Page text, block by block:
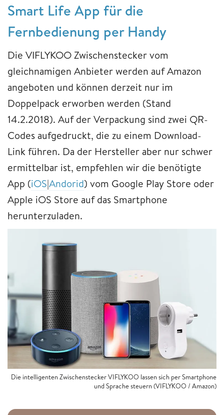
Smart Life App für die
Fernbedienung per Handy
Die VIFLYKOO Zwischenstecker vom
gleichnamigen Anbieter werden auf Amazon
angeboten und können derzeit nur im
Doppelpack erworben werden (Stand
14.2.2018). Auf der Verpackung sind zwei QR-
Codes aufgedruckt, die zu einem Download-
Link führen. Da der Hersteller aber nur schwer
ermittelbar ist, empfehlen wir die benötigte
App (iOS|Andorid) vom Google Play Store oder
Apple iOS Store auf das Smartphone
herunterzuladen.
Die intelligenten Zwischenstecker VIFLYKOO lassen sich per Smartphone
und Sprache steuern (VIFLYKOO / Amazon)